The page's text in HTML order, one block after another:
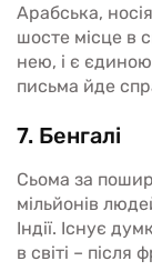
Арабська,
шосте місце в
нею, і є
письма йде
7. Бенгалі
Сьома за
мільйонів
Індії. Існує
в світі – після